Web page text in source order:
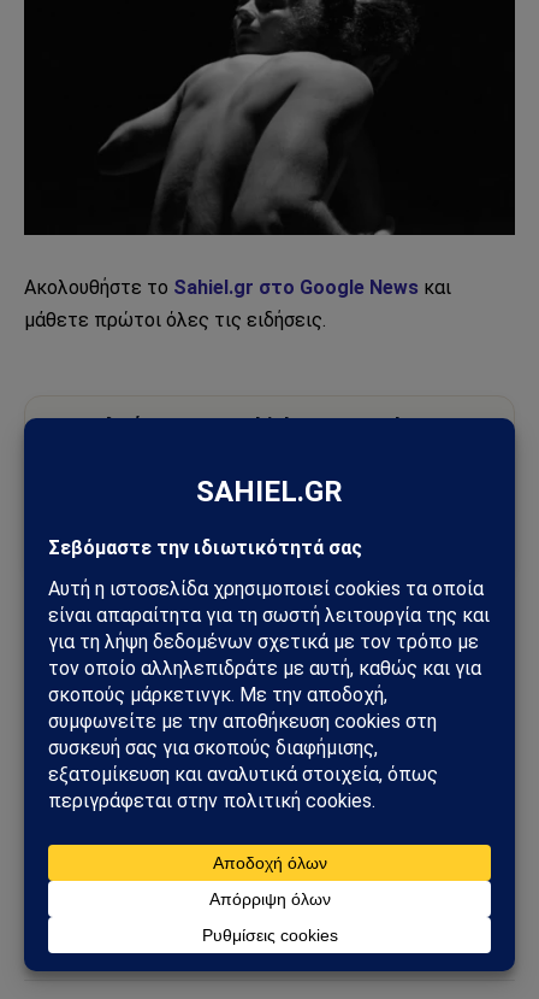
Ακολουθήστε το Sahiel.gr στο Google News και
μάθετε πρώτοι όλες τις ειδήσεις.
Ακολούθησε το Sahiel στο Google News
πρώτος τις σημαντικότερες ειδήσεις και αναλύσεις.
Add as a preferred source
Θεατρική Σκηνή Πόλης ΤΙ ΕΙΝΑΙ ΕΡΩΤΑΣ
Ακολουθήστε στο Instagram
Ακολουθήστε στο YouTube
Facebook Twitter Pinterest Tumblr